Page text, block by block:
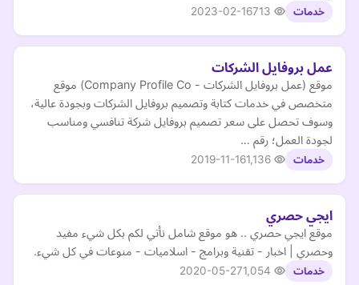
خدمات 2023-02-16
عمل بروفايل الشركات
موقع (عمل بروفايل الشركات - Company Profile Co) موقع
متخصص في خدمات كتابة وتصميم بروفايل الشركات وبجودة عالية،
وسوف تحصل على سعر تصميم بروفايل شركة تنافسي ومناسب
لجودة العمل؛ رقم …
خدمات 2019-11-16
ايجي حصري
موقع ايجي حصري .. هو موقع شامل نأتي لكم بكل شيء مفيد
وحصري | اخبار - تقنية وبرامج - اسلاميات - منوعات في كل شيء.
خدمات 2020-05-27